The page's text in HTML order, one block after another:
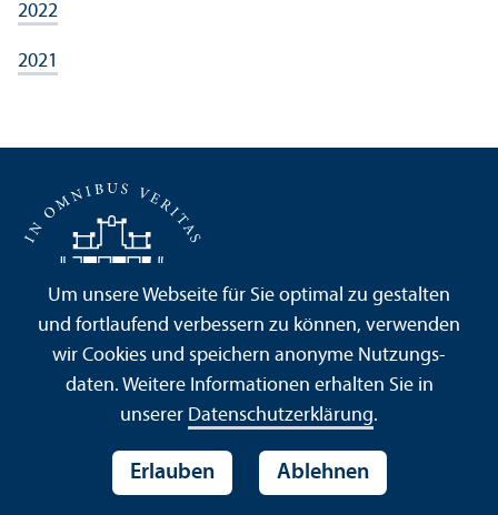
2022
2021
Campus-Besuch
Um unsere Webseite für Sie optimal zu gestalten
und fortlaufend verbessern zu können, verwenden
wir Cookies und speichern anonyme Nutzungs­
daten. Weitere Informationen erhalten Sie in
unserer Datenschutz­erklärung.
Erlauben Ablehnen